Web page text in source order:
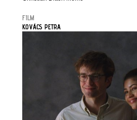
FILM
KOVÁCS PETRA